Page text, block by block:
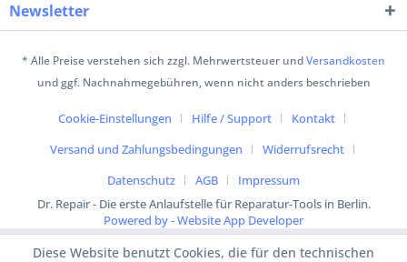
Newsletter
* Alle Preise verstehen sich zzgl. Mehrwertsteuer undVersandkosten
und ggf. Nachnahmegebühren, wenn nicht anders beschrieben
Cookie-Einstellungen Hilfe / Support
Kontakt
Versand und Zahlungsbedingungen
Widerrufsrecht
Datenschutz
AGB
Impressum
Dr. Repair - Die erste Anlaufstelle für Reparatur-Tools in Berlin.
Powered by - Website App Developer
Diese Website benutzt Cookies, die für den technischen